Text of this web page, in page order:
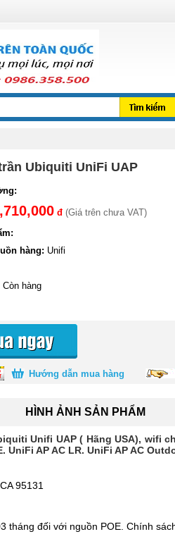
Ubiquiti UniFi UAP
đ (Giá trên chưa VAT)
hàng: Unifi
Còn hàng
Hướng dẫn mua hàng
HÌNH ẢNH SẢN PHẨM
Unifi UAP ( Hãng USA), wifi
AP AC LR. UniFi AP AC
95131
đối với nguồn POE. Chính